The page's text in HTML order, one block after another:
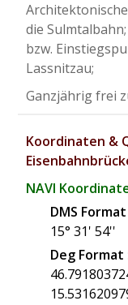
die
bzw.
Lassnitzau;
Ganzjährig frei
Koordinaten &
NAVI
DMS Format
15° 31' 54''
Deg Format